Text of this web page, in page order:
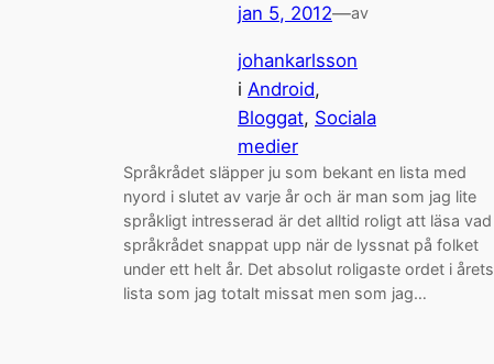
jan 5, 2012—av
johankarlsson
i Android
Bloggat, Sociala
medier
Språkrådet släpper ju som bekant en lista med
nyord i slutet av varje år och är man som jag lite
språkligt intresserad är det alltid roligt att läsa vad
språkrådet snappat upp när de lyssnat på folket
under ett helt år. Det absolut roligaste ordet i årets
lista som jag totalt missat men som jag…